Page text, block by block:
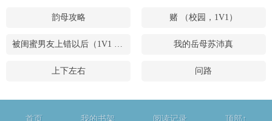
韵母攻略 赌 （校园，1V1）
被闺蜜男友上错以后（1V1 高H） 我的岳母苏沛真
上下左右 问路
首页 我的书架 阅读记录 顶部↑